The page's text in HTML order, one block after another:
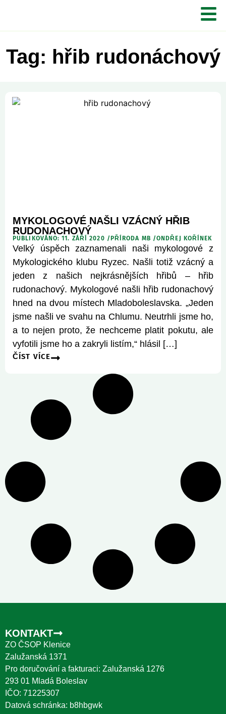
Tag: hřib rudonáchový
MYKOLOGOVÉ NAŠLI VZÁCNÝ HŘIB
RUDONACHOVÝ
PUBLIKOVÁNO: 11. ZÁŘÍ 2020 / PŘÍRODA MB /ONDŘEJ KOŘÍNEK
Velký úspěch zaznamenali naši mykologové z
Mykologického klubu Ryzec. Našli totiž vzácný a
jeden z našich nejkrásnějších hřibů – hřib
rudonachový. Mykologové našli hřib rudonachový
hned na dvou místech Mladoboleslavska. „Jeden
jsme našli ve svahu na Chlumu. Neutrhli jsme ho,
a to nejen proto, že nechceme platit pokutu, ale
vyfotili jsme ho a zakryli listím,“ hlásil […]
ČÍST VÍCE
KONTAKT
ZO ČSOP Klenice
Zalužanská 1371
Pro doručování a fakturaci: Zalužanská 1276
293 01 Mladá Boleslav
IČO: 71225307
Datová schránka: b8hbgwk